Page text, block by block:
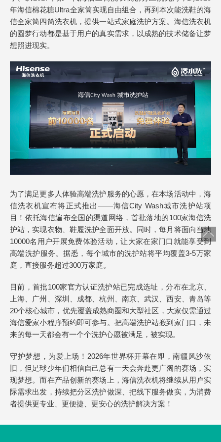
年海信棉花糖Ultra全家筒实现自由组合，再到本次能洗鞋的海
信全家筒四筒洗衣机，提供一站式家庭洗护方案。海信洗衣机
的圆梦行动都是基于用户的真实需求，以成熟的技术储备让梦
想照进现实。
为了满足更多人体验高端洗护服务的心愿，在本场活动中，海
信洗衣机宣布将正式推出——海信City Wash城市洗护站项
目！依托海信遍布全国的渠道网络，首批落地的100家海信洗
护站，实现衣物、鞋履洗护全面开放。同时，每月将面向当地
10000名用户开展免费体验活动，让大家在家门口就能享受到
高端洗护服务。据悉，每个城市的洗护站将平均覆盖3-5万家
庭，直接服务超过300万家庭。
目前，首批100家官方认证洗护站已完成选址，分布在北京、
上海、广州、深圳、成都、杭州、南京、武汉、西安、青岛等
20个核心城市，优先覆盖成熟商圈和大型社区，大家仅需通过
海信爱家小程序预约即可参与。把高端洗护站搬到家门口，未
来的每一天都会有一个个洗护心愿被满足，被实现。
守护梦想，为爱上场！2026年世界杯开幕在即，南疆风沙依
旧，但足球少年们相信自己总有一天会奔赴更广阔的赛场，实
现梦想。而在产品创新的赛场上，海信洗衣机将继续从用户实
际需求出发，持续把分区洗护做深、把线下服务做实，为消费
者提供更专业、更便捷、更安心的洗护解决方案！